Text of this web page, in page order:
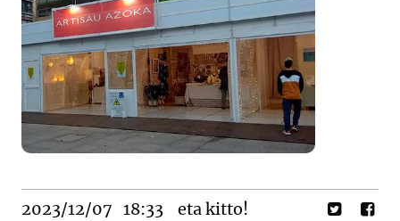
2023/12/07 18:33 eta kitto!